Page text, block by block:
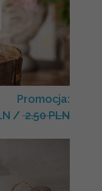
Promocja:
/ 2.50 PLN